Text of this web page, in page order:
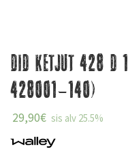
DID Ketjut 428
428001-140)
29,90€ sis alv 25.5%